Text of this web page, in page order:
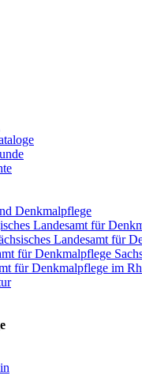
Denkmalpflege
Landesamt für
Landesamt für
für Denkmalpflege
für Denkmalpflege im